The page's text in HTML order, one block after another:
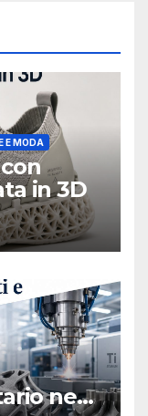
E MODA
in 3D
negli